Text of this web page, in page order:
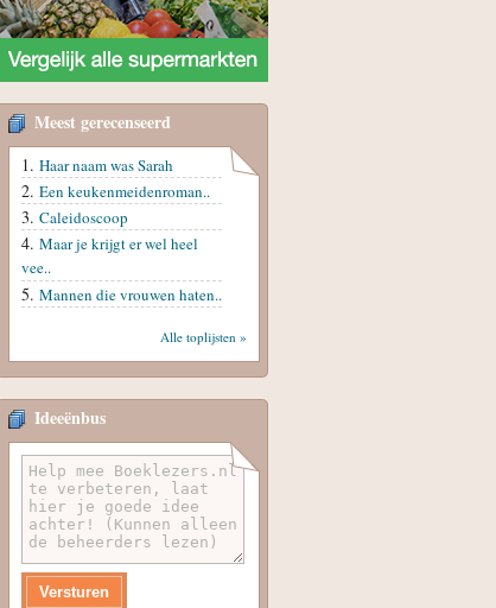
Meest gerecenseerd
Haar naam was Sarah
Een keukenmeidenroman..
Caleidoscoop
Maar je krijgt er wel heel
vee..
Mannen die vrouwen haten..
Alle toplijsten »
Ideeënbus